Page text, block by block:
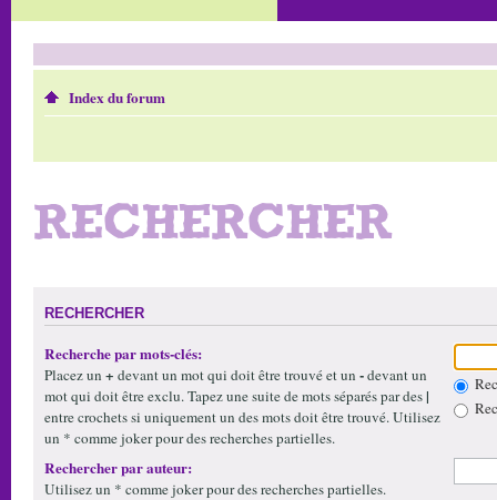
Index du forum
RECHERCHER
RECHERCHER
Recherche par mots-clés:
Placez un + devant un mot qui doit être trouvé et un -devant un
mot qui doit être exclu. Tapez une suite de mots séparés par des|
entre crochets si uniquement un des mots doit être trouvé. Utilisez
un * comme joker pour des recherches partielles.
Rechercher par auteur:
Utilisez un * comme joker pour des recherches partielles.